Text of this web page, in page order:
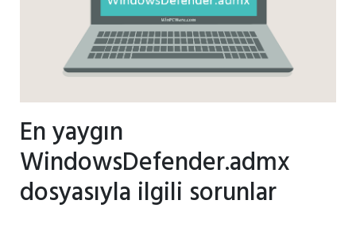
En yaygın
WindowsDefender.admx
dosyasıyla ilgili sorunlar